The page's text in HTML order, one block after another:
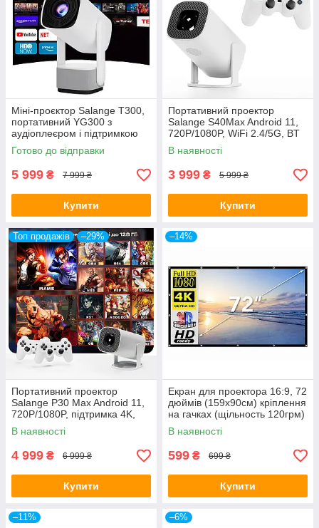
Міні-проєктор Salange T300,
портативний YG300 з
аудіоплеєром і підтримкою
1080P для домашнього
кінотеатру
Готово до відправки
5 999 ₴ 7 999 ₴
Купити
Портативний проектор
Salange S40Max Android 11,
720P/1080P, WiFi 2.4/5G, BT
5.1, 160 ANSI, домашній
кінотеатр
В наявності
3 999 ₴ 5 999 ₴
Купити
Топ продажів –29%
Портативний проектор
Salange P30 Max Android 11,
720P/1080P, підтримка 4K,
WiFi, 150 ANSI, домашній
кінотеатр
В наявності
4 999 ₴ 6 999 ₴
Купити
–14%
Екран для проектора 16:9, 72
дюймів (159х90см) кріплення
на гачках (щільность 120грм)
В наявності
599 ₴ 699 ₴
Купити
–11% –6%